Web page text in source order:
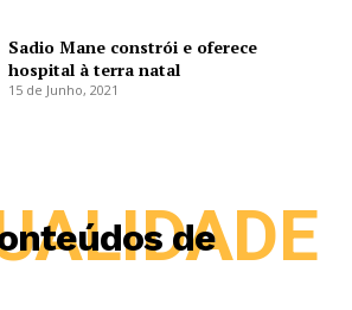
Sadio Mane constrói e oferece
hospital à terra natal
15 de Junho, 2021
de